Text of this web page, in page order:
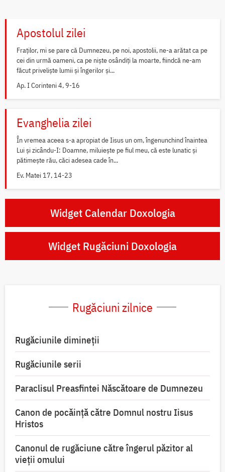
Apostolul zilei
Fraților, mi se pare că Dumnezeu, pe noi, apostolii, ne-a arătat ca pe
cei din urmă oameni, ca pe niște osândiți la moarte, fiindcă ne-am
făcut priveliște lumii și îngerilor și...
Ap. I Corinteni 4, 9-16
Evanghelia zilei
În vremea aceea s-a apropiat de Iisus un om, îngenunchind înaintea
Lui și zicându-I: Doamne, miluiește pe fiul meu, că este lunatic și
pătimește rău, căci adesea cade în...
Ev. Matei 17, 14-23
Widget Calendar Doxologia
Widget Rugăciuni Doxologia
Rugăciuni zilnice
Rugăciunile dimineții
Rugăciunile serii
Paraclisul Preasfintei Născătoare de Dumnezeu
Canon de pocăință către Domnul nostru Iisus
Hristos
Canonul de rugăciune către îngerul păzitor al
vieții omului